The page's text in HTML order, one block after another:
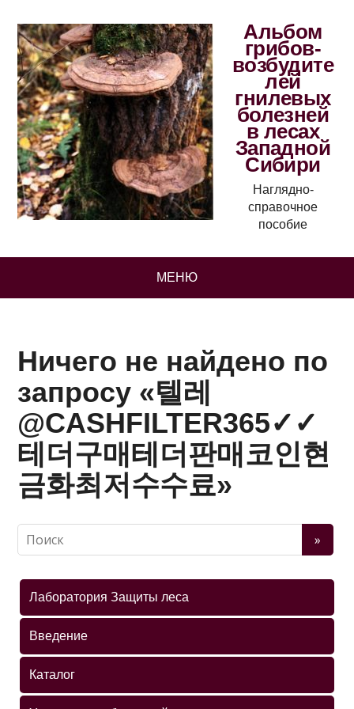
Альбом
грибов-
возбудите
лей
гнилевых
болезней
в лесах
Западной
Сибири
Наглядно-
справочное
пособие
МЕНЮ
Ничего не найдено по
запросу «텔레
@CASHFILTER365✓✓
테더구매테더판매코인현
금화최저수수료»
Лаборатория Защиты леса
Введение
Каталог